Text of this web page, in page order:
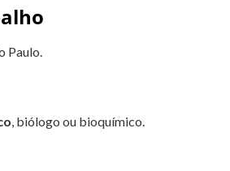
Paulo.
, biólogo ou bioquímico.